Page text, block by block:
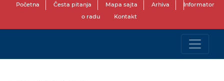
Početna Česta pitanja Mapa sajta Arhiva
Informator
o radu
Kontakt